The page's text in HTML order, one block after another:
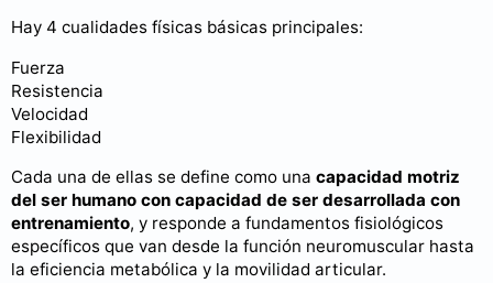
Hay 4 cualidades físicas básicas principales:
Fuerza
Resistencia
Velocidad
Flexibilidad
Cada una de ellas se define como una capacidad motriz
del ser humano con capacidad de ser desarrollada con
entrenamiento, y responde a fundamentos fisiológicos
específicos que van desde la función neuromuscular hasta
la eficiencia metabólica y la movilidad articular.